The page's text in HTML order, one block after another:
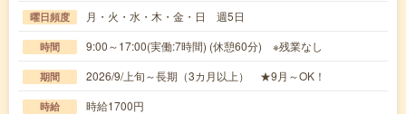
曜日頻度 月・火・水・木・金・日 週5日
時間 9:00～17:00(実働:7時間) (休憩60分) ※残業なし
期間 2026/9/上旬～長期（3カ月以上） ★9月～OK！
時給 時給1700円